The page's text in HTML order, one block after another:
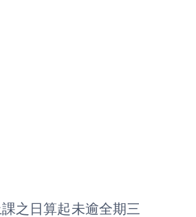
之日算起未逾全期三